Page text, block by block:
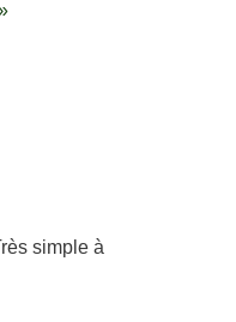
simple à